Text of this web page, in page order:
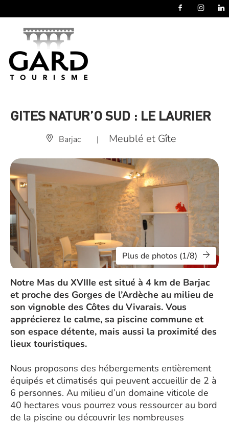
GITES NATUR’O SUD : LE LAURIER
Barjac | Meublé et Gîte
Plus de photos (1/8)
Notre Mas du XVIIIe est situé à 4 km de Barjac
et proche des Gorges de l’Ardèche au milieu de
son vignoble des Côtes du Vivarais. Vous
apprécierez le calme, sa piscine commune et
son espace détente, mais aussi la proximité des
lieux touristiques.
Nous proposons des hébergements entièrement
équipés et climatisés qui peuvent accueillir de 2 à
6 personnes. Au milieu d’un domaine viticole de
40 hectares vous pourrez vous ressourcer au bord
de la piscine ou découvrir les nombreuses